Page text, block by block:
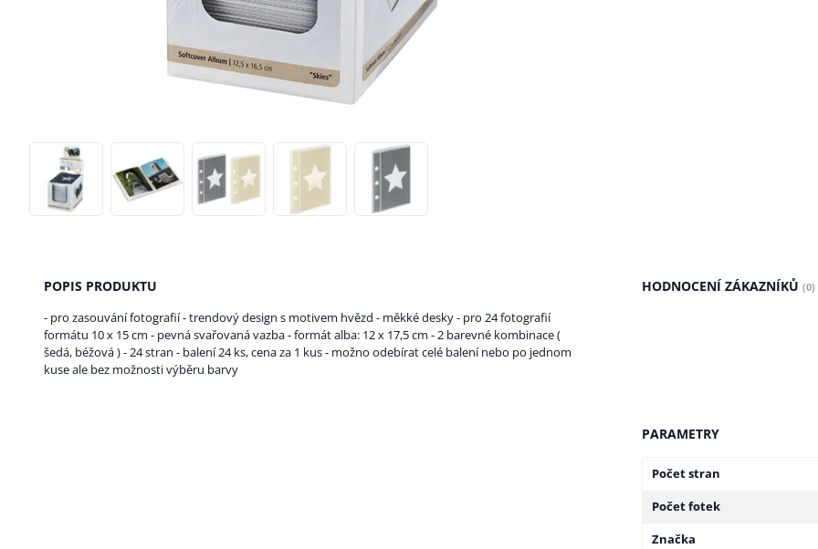
POPIS PRODUKTU
- pro zasouvání fotografií - trendový design s motivem hvězd - měkké desky - pro 24 fotografií
formátu 10 x 15 cm - pevná svařovaná vazba - formát alba: 12 x 17,5 cm - 2 barevné kombinace (
šedá, béžová ) - 24 stran - balení 24 ks, cena za 1 kus - možno odebírat celé balení nebo po jednom
kuse ale bez možnosti výběru barvy
HODNOCENÍ ZÁKAZNÍKŮ (0)
PARAMETRY
Počet stran
Počet fotek
Značka